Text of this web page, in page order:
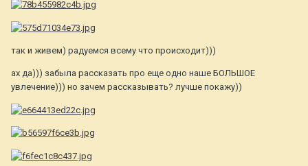
так и живем) радуемся всему что происходит)))
ах да))) забыла рассказать про еще одно наше БОЛЬШОЕ
увлечение))) но зачем рассказывать? лучше покажу))